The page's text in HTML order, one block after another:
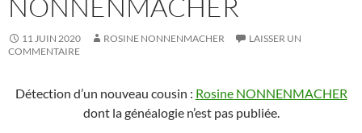
NONNENMACHER
11 JUIN 2020 ROSINE NONNENMACHER
LAISSER UN
COMMENTAIRE
Détection d’un nouveau cousin : Rosine NONNENMACHER
dont la généalogie n’est pas publiée.